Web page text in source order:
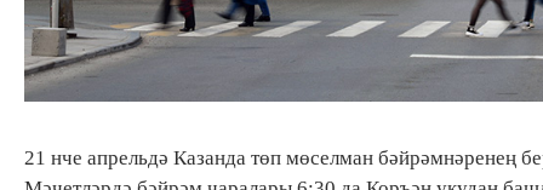
21 нче апрельдә Казанда төп мөселман бәйрәмнәренең